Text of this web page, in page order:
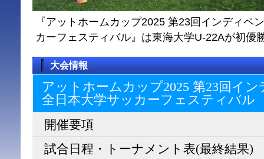
『アットホームカップ2025 第23回インディペ
カーフェスティバル』は東海大学U-22Aが初優
大会情報
アットホームカップ2025 第23回イ
全日本大学サッカーフェスティバル
開催要項
試合日程・トーナメント表(最終結果)